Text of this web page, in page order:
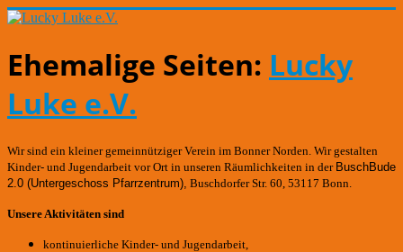
Ehemalige Seiten: Lucky
Luke e.V.
Wir sind ein kleiner gemeinnütziger Verein im Bonner Norden. Wir gestalten
Kinder- und Jugendarbeit vor Ort in unseren Räumlichkeiten in der BuschBude
2.0 (Untergeschoss Pfarrzentrum) Buschdorfer Str. 60, 53117 Bonn.
Unsere Aktivitäten sind
kontinuierliche Kinder- und Jugendarbeit,